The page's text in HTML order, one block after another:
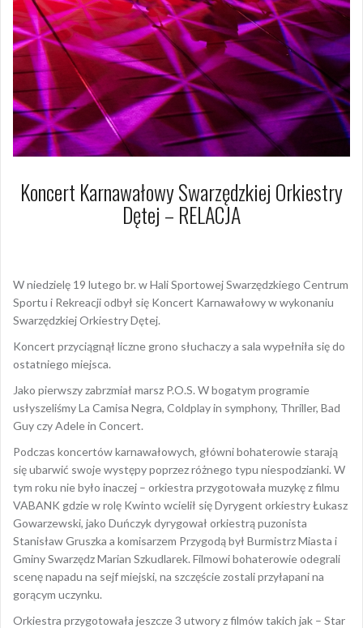
Koncert Karnawałowy Swarzędzkiej Orkiestry
Dętej – RELACJA
W niedzielę 19 lutego br. w Hali Sportowej Swarzędzkiego Centrum
Sportu i Rekreacji odbył się Koncert Karnawałowy w wykonaniu
Swarzędzkiej Orkiestry Dętej.
Koncert przyciągnął liczne grono słuchaczy a sala wypełniła się do
ostatniego miejsca.
Jako pierwszy zabrzmiał marsz P.O.S. W bogatym programie
usłyszeliśmy La Camisa Negra, Coldplay in symphony, Thriller, Bad
Guy czy Adele in Concert.
Podczas koncertów karnawałowych, główni bohaterowie starają
się ubarwić swoje występy poprzez różnego typu niespodzianki. W
tym roku nie było inaczej – orkiestra przygotowała muzykę z filmu
VABANK gdzie w rolę Kwinto wcielił się Dyrygent orkiestry Łukasz
Gowarzewski, jako Duńczyk dyrygował orkiestrą puzonista
Stanisław Gruszka a komisarzem Przygodą był Burmistrz Miasta i
Gminy Swarzędz Marian Szkudlarek. Filmowi bohaterowie odegrali
scenę napadu na sejf miejski, na szczęście zostali przyłapani na
gorącym uczynku.
Orkiestra przygotowała jeszcze 3 utwory z filmów takich jak – Star